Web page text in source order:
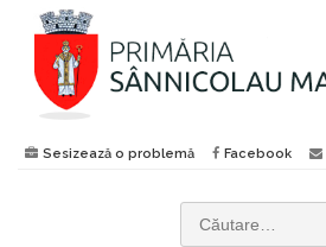
Sesizează o problemă Facebook